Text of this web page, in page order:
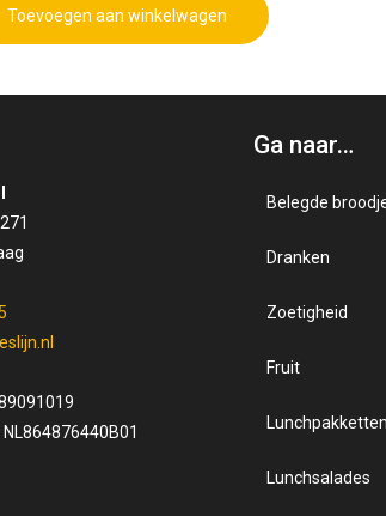
Toevoegen aan winkelwagen
Ga naar…
Belegde
Gezond
Kaassoorten
Luxe beleg
Salade op
Sortering
Dranken
Sappen
Zuivel
Zoetigheid
Fruit
Lunchpakketten
Lunchsalades